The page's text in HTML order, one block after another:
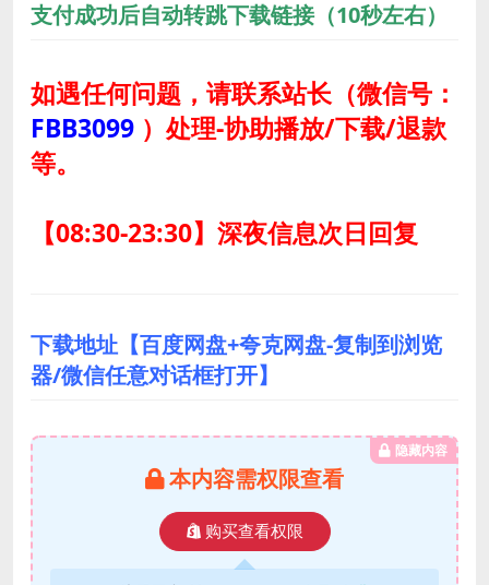
支付成功后自动转跳下载链接（10秒左右）
如遇任何问题，请联系站长（微信号：
FBB3099 ） 处理-协助播放/下载/退款
等。
【08:30-23:30】深夜信息次日回复
下载地址【百度网盘+夸克网盘-复制到浏览
器/微信任意对话框打开】
隐藏内容
本内容需权限查看
购买查看权限